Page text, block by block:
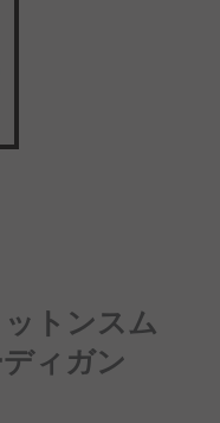
トンスム
ィガン